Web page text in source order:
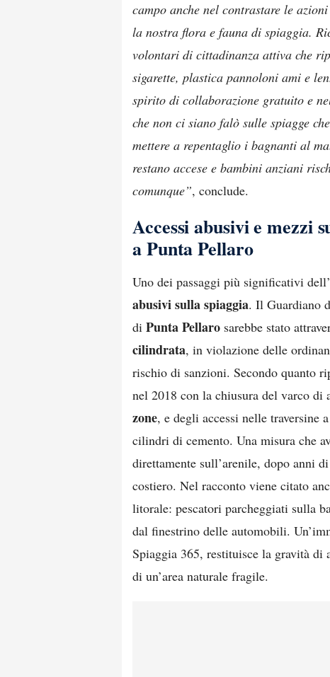
campo anche nel contrastare le
la nostra flora e fauna di spiaggia.
volontari di cittadinanza attiva che
sigarette, plastica pannoloni ami e
spirito di collaborazione gratuito e
che non ci siano falò sulle spiagge
mettere a repentaglio i bagnanti al
restano accese e bambini anziani
comunque”, conclude.
Accessi abusivi e mezzi
a Punta Pellaro
Uno dei passaggi più significativi
abusivi sulla spiaggia. Il Guardiano
di Punta Pellaro sarebbe stato
cilindrata, in violazione delle
rischio di sanzioni. Secondo quanto
nel 2018 con la chiusura del varco di
zone, e degli accessi nelle traversine
cilindri di cemento. Una misura che
direttamente sull’arenile, dopo anni
costiero. Nel racconto viene citato
litorale: pescatori parcheggiati sulla
dal finestrino delle automobili.
Spiaggia 365, restituisce la gravità
di un’area naturale fragile.